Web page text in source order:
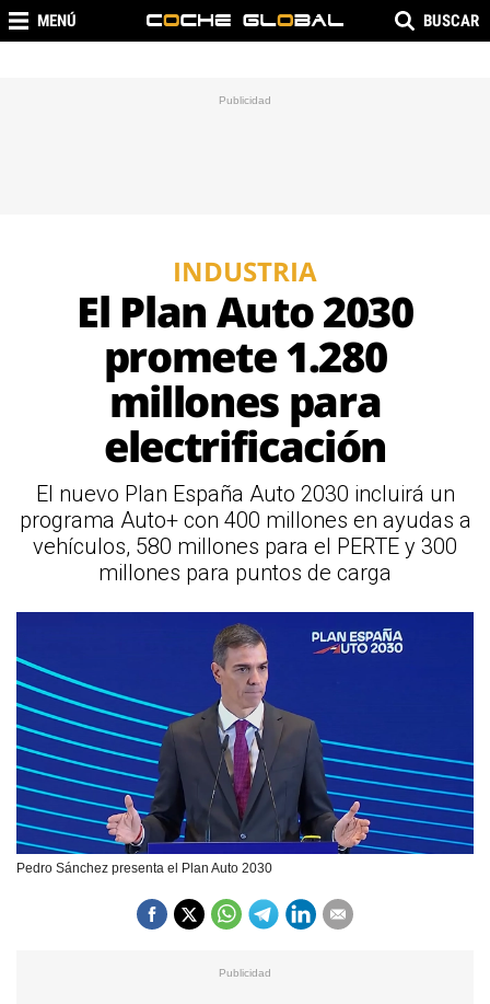
MENÚ BUSCAR
INDUSTRIA
El Plan Auto 2030
promete 1.280
millones para
electrificación
El nuevo Plan España Auto 2030 incluirá un
programa Auto+ con 400 millones en ayudas a
vehículos, 580 millones para el PERTE y 300
millones para puntos de carga
Pedro Sánchez presenta el Plan Auto 2030